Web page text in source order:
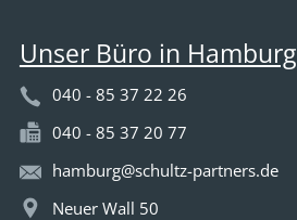
Unser Büro in Hamburg
040 - 85 37 22 26
040 - 85 37 20 77
hamburg@schultz-partners.de
Neuer Wall 50